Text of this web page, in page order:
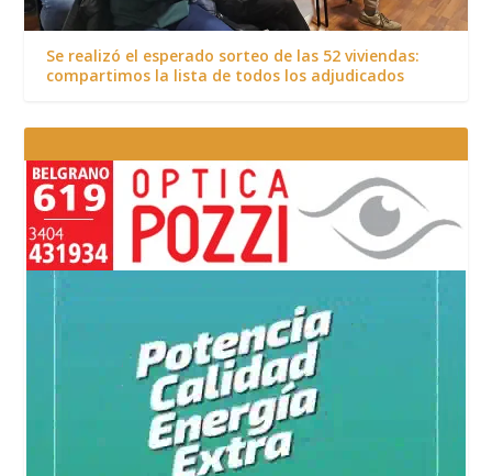
Se realizó el esperado sorteo de las 52 viviendas:
compartimos la lista de todos los adjudicados